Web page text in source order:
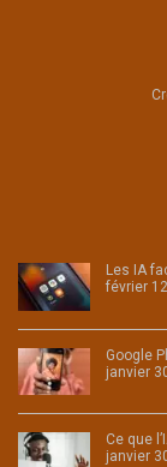
Les IA
février
Google
janvier
Ce que
janvier